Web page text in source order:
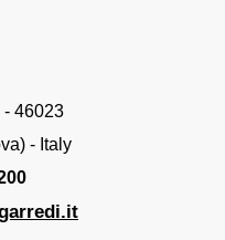
- 46023
- Italy